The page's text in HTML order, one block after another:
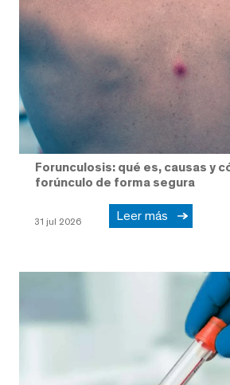
Forunculosis: qué es, causas y
forúnculo de forma segura
31 jul 2026 Leer más